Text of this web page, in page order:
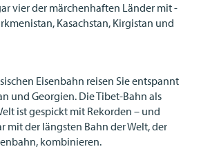
vier der märchenhaften Länder mit -
Kasachstan, Kirgistan und
Eisenbahn reisen Sie entspannt
und Georgien. Die Tibet-Bahn als
ist gespickt mit Rekorden – und
mit der längsten Bahn der Welt, der
kombinieren.